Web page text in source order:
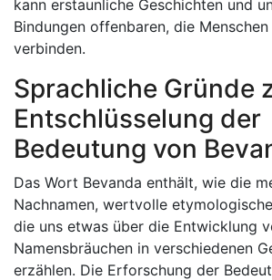
kann erstaunliche Geschichten und
Bindungen offenbaren, die
verbinden.
Sprachliche Gründe
Entschlüsselung der
Bedeutung von
Das Wort Bevanda enthält, wie die
Nachnamen, wertvolle
die uns etwas über die Entwicklung
Namensbräuchen in verschiedenen
erzählen. Die Erforschung der